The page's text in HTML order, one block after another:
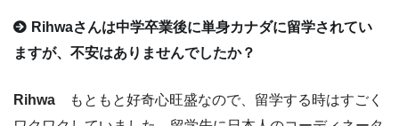
Rihwaさんは中学卒業後に単身カナダに留学されてい
ますが、不安はありませんでしたか？
Rihwa もともと好奇心旺盛なので、留学する時はすごく